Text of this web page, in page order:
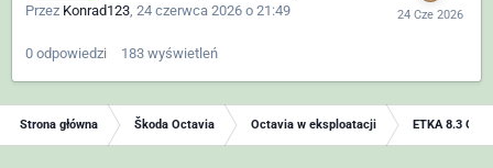
Przez Konrad123 24 czerwca 2026 o 21:49
0 odpowiedzi 183 wyświetleń
Strona główna Škoda Octavia Octavia w eksploatacji ETKA 8.3